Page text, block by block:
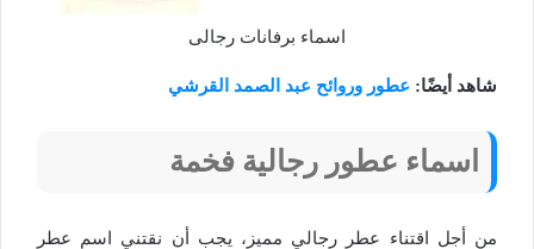
اسماء برفانات رجالى
شاهد أيضًا: عطور وروائح عبد الصمد القرشي
اسماء عطور رجالية فخمة
من أجل اقتناء عطر رجالي مميز، يجب أن نقتني اسم عطر